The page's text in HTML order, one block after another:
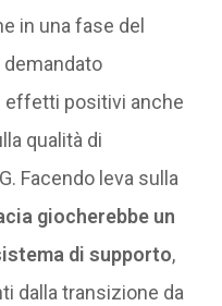
in una fase del
effetti positivi anche
qualità di
Facendo leva sulla
giocherebbe un
di supporto,
dalla transizione da